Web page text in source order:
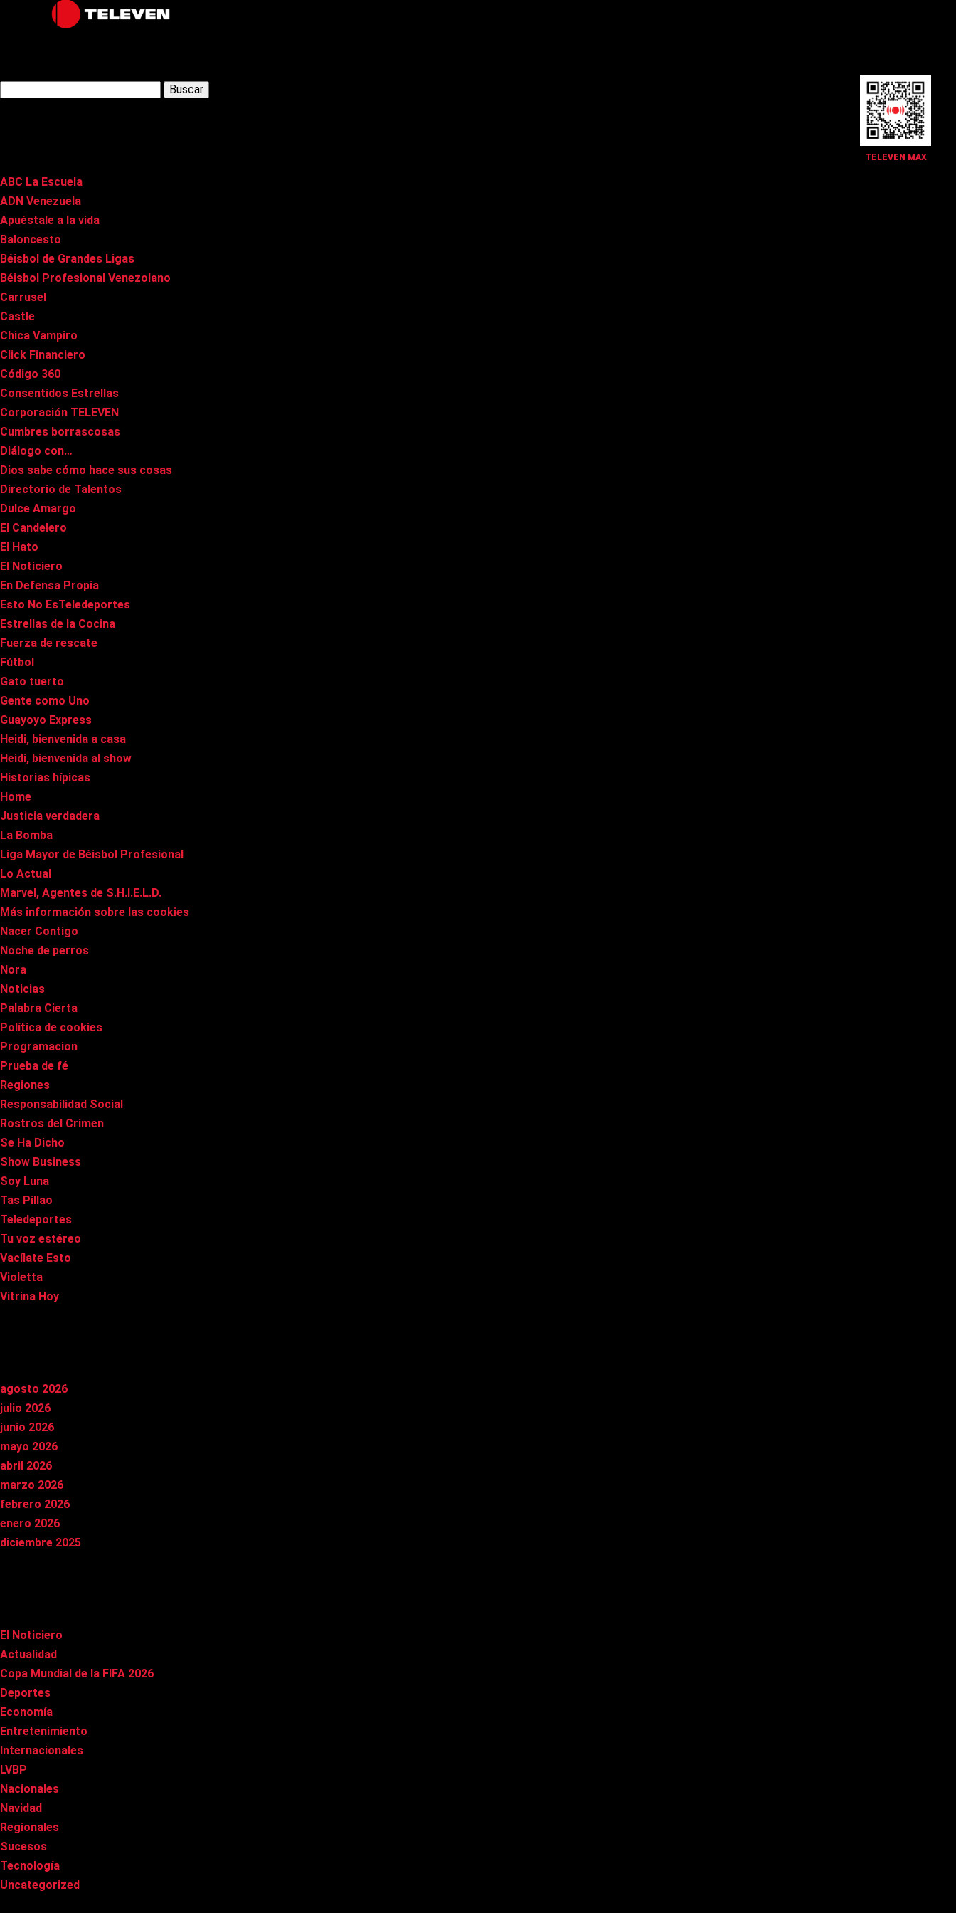
TELEVEN MAX
Latest Posts
ABC La Escuela
ADN Venezuela
Apuéstale a la vida
Baloncesto
Béisbol de Grandes Ligas
Béisbol Profesional Venezolano
Carrusel
Castle
Chica Vampiro
Click Financiero
Código 360
Consentidos Estrellas
Corporación TELEVEN
Cumbres borrascosas
Diálogo con…
Dios sabe cómo hace sus cosas
Directorio de Talentos
Dulce Amargo
El Candelero
El Hato
El Noticiero
En Defensa Propia
Esto No EsTeledeportes
Estrellas de la Cocina
Fuerza de rescate
Fútbol
Gato tuerto
Gente como Uno
Guayoyo Express
Heidi, bienvenida a casa
Heidi, bienvenida al show
Historias hípicas
Home
Justicia verdadera
La Bomba
Liga Mayor de Béisbol Profesional
Lo Actual
Marvel, Agentes de S.H.I.E.L.D.
Más información sobre las cookies
Nacer Contigo
Noche de perros
Nora
Noticias
Palabra Cierta
Política de cookies
Programacion
Prueba de fé
Regiones
Responsabilidad Social
Rostros del Crimen
Se Ha Dicho
Show Business
Soy Luna
Tas Pillao
Teledeportes
Tu voz estéreo
Vacílate Esto
Violetta
Vitrina Hoy
agosto 2026
julio 2026
junio 2026
mayo 2026
abril 2026
marzo 2026
febrero 2026
enero 2026
diciembre 2025
El Noticiero
Actualidad
Copa Mundial de la FIFA 2026
Deportes
Economía
Entretenimiento
Internacionales
LVBP
Nacionales
Navidad
Regionales
Sucesos
Tecnología
Uncategorized